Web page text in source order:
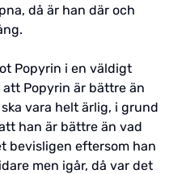
då är han där och
Popyrin i en väldigt
Popyrin är bättre än
vara helt ärlig, i grund
han är bättre än vad
bevisligen eftersom han
men igår, då var det